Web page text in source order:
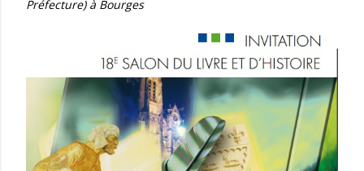
Préfecture) à Bourges